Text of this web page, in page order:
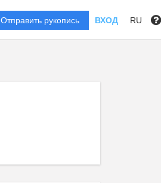
Отправить рукопись ВХОД RU